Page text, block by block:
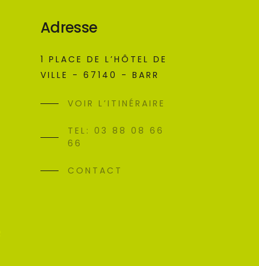
Adresse
1 PLACE DE L’HÔTEL DE
VILLE - 67140 - BARR
VOIR L’ITINÉRAIRE
TEL: 03 88 08 66
66
CONTACT